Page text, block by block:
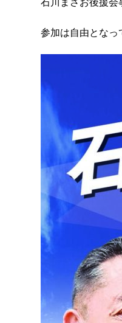
石川まさお後援会
参加は自由となっ